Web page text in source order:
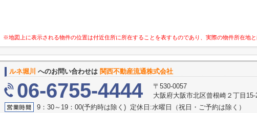
※地図上に表示される物件の位置は付近住所に所在することを表すものであり、実際の物件所在地と
ルネ堀川 へのお問い合わせは 関西不動産流通株式会社 リンク
06-6755-4444
〒530-0057
大阪府大阪市北区曾根崎２丁目
9：30～19：00(予約時は除く) 定休日:水曜日（祝日・ご予約は除く）